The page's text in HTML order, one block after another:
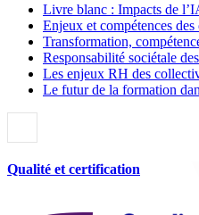
Livre blanc : Impacts de
Enjeux et compétences
Transformation,
Responsabilité sociétale
Les enjeux RH des
Le futur de la formation
Qualité et certification